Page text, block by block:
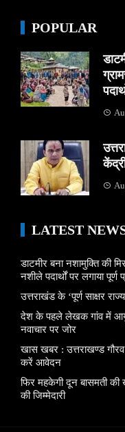
POPULAR
LATEST
डाटमीर बना नशामुक्ति की
नशीले पदार्थों पर लगाया पूर्ण
उत्तराखंड के ‘पूर्ण साक्षर
देश के पहले लेखक गांव में
नवाचार पर जोर
खास खबर : उत्तराखण्ड
करें आवेदन
फिर महकेगी दून बासमती की
की जिम्मेदारी